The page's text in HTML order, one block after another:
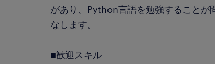
があり、Python言語を勉強することが
なします。
■歓迎スキル